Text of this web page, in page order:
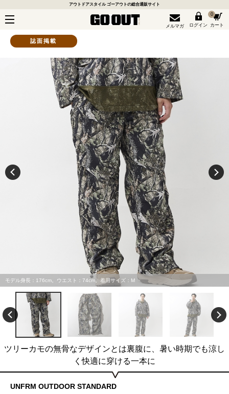
アウトドアスタイル ゴーアウトの総合通販サイト
メルマガ ログイン
0
カート
誌面掲載
モデル身長：176cm。ウエスト：74cm。着用サイズ：M
ツリーカモの無骨なデザインとは裏腹に、暑い時期でも涼し
く快適に穿ける一本に
UNFRM OUTDOOR STANDARD